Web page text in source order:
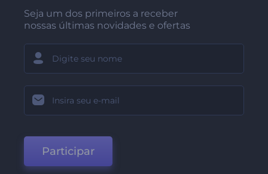
Seja um dos primeiros a receber
nossas últimas novidades e ofertas
Participar